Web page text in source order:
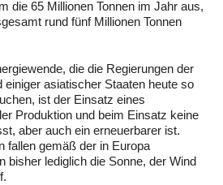
die 65 Millionen Tonnen im Jahr aus,
rund fünf Millionen Tonnen
die die Regierungen der
einiger asiatischer Staaten heute so
ist der Einsatz eines
Produktion und beim Einsatz keine
aber auch ein erneuerbarer ist.
fallen gemäß der in Europa
bisher lediglich die Sonne, der Wind